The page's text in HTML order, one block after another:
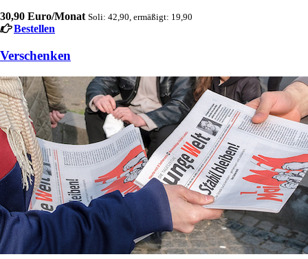
30,90 Euro/Monat Soli: 42,90, ermäßigt: 19,90
Bestellen
Verschenken